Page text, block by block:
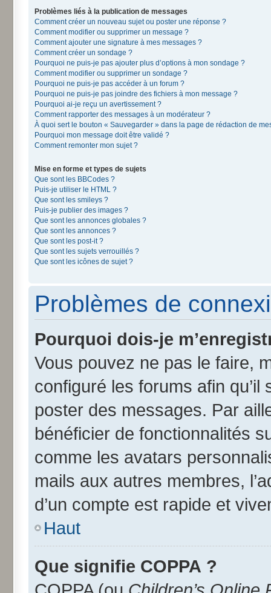
Problèmes liés à la publication de messages
Comment créer un nouveau sujet ou poster une réponse ?
Comment modifier ou supprimer un message ?
Comment ajouter une signature à mes messages ?
Comment créer un sondage ?
Pourquoi ne puis-je pas ajouter plus d’options à mon sondage ?
Comment modifier ou supprimer un sondage ?
Pourquoi ne puis-je pas accéder à un forum ?
Pourquoi ne puis-je pas joindre des fichiers à mon message ?
Pourquoi ai-je reçu un avertissement ?
Comment rapporter des messages à un modérateur ?
À quoi sert le bouton « Sauvegarder » dans la page de rédaction de
Pourquoi mon message doit être validé ?
Comment remonter mon sujet ?
Mise en forme et types de sujets
Que sont les BBCodes ?
Puis-je utiliser le HTML ?
Que sont les smileys ?
Puis-je publier des images ?
Que sont les annonces globales ?
Que sont les annonces ?
Que sont les post-it ?
Que sont les sujets verrouillés ?
Que sont les icônes de sujet ?
Problèmes de
Pourquoi dois-je
Vous pouvez ne pas le faire,
configuré les forums afin
poster des messages. Par
bénéficier de fonctionnalités
comme les avatars
mails aux autres membres,
d’un compte est rapide et
Haut
Que signifie COPPA ?